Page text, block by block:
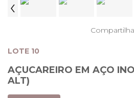
‹
LOTE 10
AÇUCAREIRO EM AÇO
ALT)